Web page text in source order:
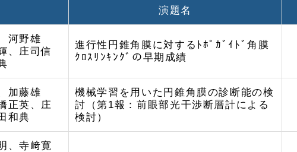
演題名
河野雄
、庄司信
進行性円錐角膜に対するﾄﾎﾟｶﾞｲﾄﾞ角膜
ｸﾛｽﾘﾝｷﾝｸﾞの早期成績
加藤雄
正英、庄
和典
機械学習を用いた円錐角膜の診断能の検
討（第1報：前眼部光干渉断層計による
検討）
、寺﨑寛